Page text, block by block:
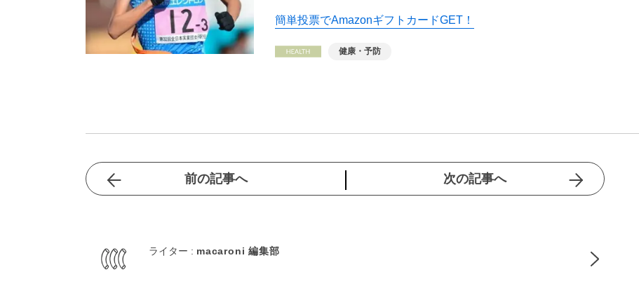
簡単投票でAmazonギフトカードGET！
健康・予防
前の記事へ 次の記事へ
ライター : macaroni 編集部